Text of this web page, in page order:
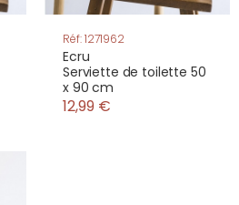
Réf: 1271962
Ecru
Serviette de toilette 50
x 90 cm
12,99 €